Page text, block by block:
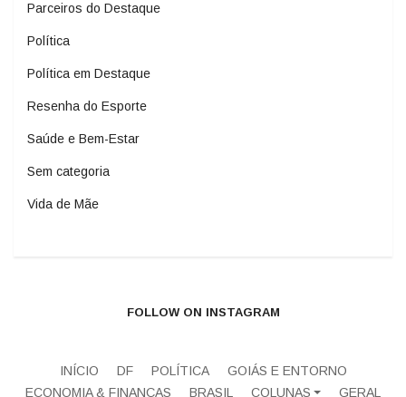
Parceiros do Destaque
Política
Política em Destaque
Resenha do Esporte
Saúde e Bem-Estar
Sem categoria
Vida de Mãe
FOLLOW ON INSTAGRAM
INÍCIO DF POLÍTICA
GOIÁS E ENTORNO
ECONOMIA & FINANÇAS
BRASIL COLUNAS GERAL